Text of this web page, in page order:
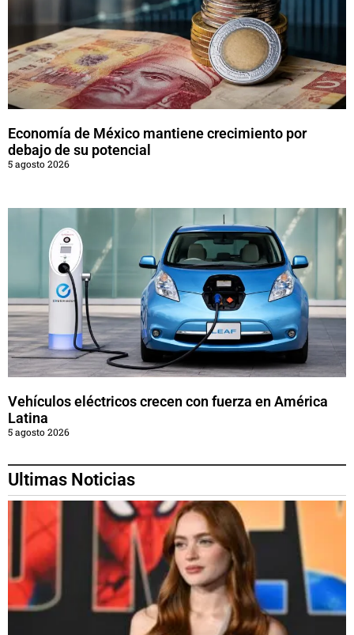
Economía de México mantiene crecimiento por
debajo de su potencial
5 agosto 2026
Vehículos eléctricos crecen con fuerza en América
Latina
5 agosto 2026
Ultimas Noticias